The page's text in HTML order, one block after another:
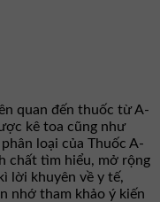
quan đến thuốc từ A-
kê toa cũng như
loại của Thuốc A-
chất tìm hiểu, mở rộng
lời khuyên về y tế,
nhớ tham khảo ý kiến